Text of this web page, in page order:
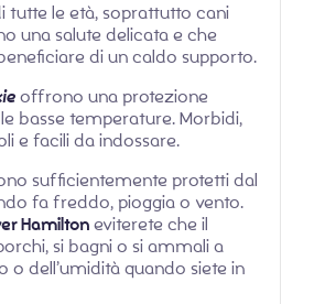
tutte le età, soprattutto cani
una salute delicata e che
di un caldo supporto.
offrono una protezione
basse temperature. Morbidi,
e facili da indossare.
sufficientemente protetti dal
fa freddo, pioggia o vento.
Hamiltoneviterete che il
si bagni o si ammali a
o dell’umidità quando siete in